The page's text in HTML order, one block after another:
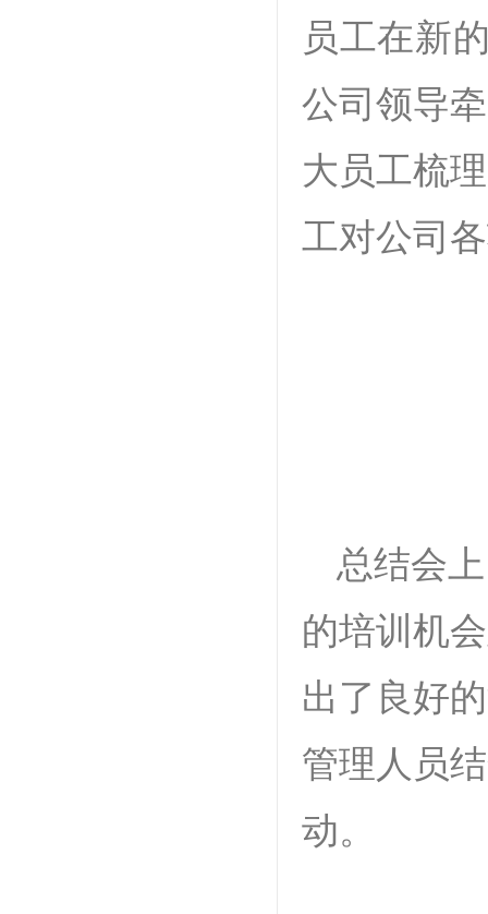
员工在新
公司领导
大员工梳
工对公司
总结会
的培训机
出了良好
管理人员
动。